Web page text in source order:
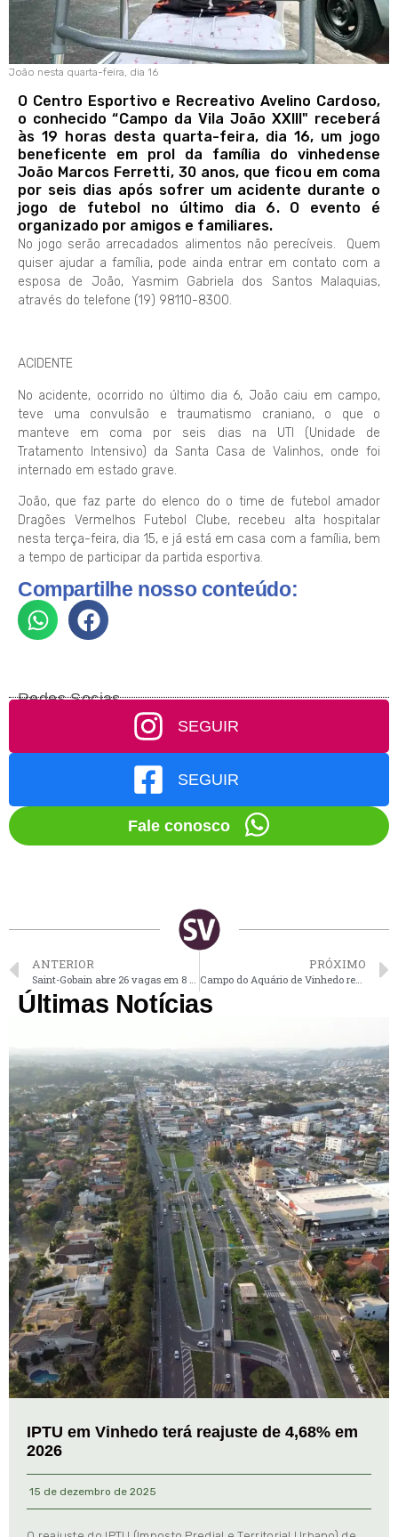
João nesta quarta-feira, dia 16
O Centro Esportivo e Recreativo Avelino Cardoso,
o conhecido “Campo da Vila João XXIII" receberá
às 19 horas desta quarta-feira, dia 16, um jogo
beneficente em prol da família do vinhedense
João Marcos Ferretti, 30 anos, que ficou em coma
por seis dias após sofrer um acidente durante o
jogo de futebol no último dia 6. O evento é
organizado por amigos e familiares.
No jogo serão arrecadados alimentos não perecíveis. Quem
quiser ajudar a família, pode ainda entrar em contato com a
esposa de João, Yasmim Gabriela dos Santos Malaquias,
através do telefone (19) 98110-8300.
ACIDENTE
No acidente, ocorrido no último dia 6, João caiu em campo,
teve uma convulsão e traumatismo craniano, o que o
manteve em coma por seis dias na UTI (Unidade de
Tratamento Intensivo) da Santa Casa de Valinhos, onde foi
internado em estado grave.
João, que faz parte do elenco do o time de futebol amador
Dragões Vermelhos Futebol Clube, recebeu alta hospitalar
nesta terça-feira, dia 15, e já está em casa com a família, bem
a tempo de participar da partida esportiva.
Compartilhe nosso conteúdo:
Redes Socias
SEGUIR
SEGUIR
Fale conosco
ANTERIOR
Saint-Gobain abre 26 vagas em 8 funções diferentes com oportunidades para Vinhedo
PRÓXIMO
Campo do Aquário de Vinhedo recebe reforma de R$ 274 mil
Últimas Notícias
IPTU em Vinhedo terá reajuste de 4,68% em
2026
15 de dezembro de 2025